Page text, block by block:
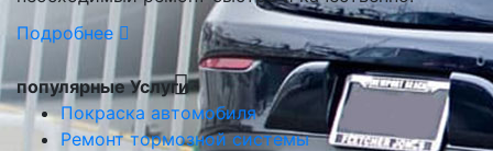
Подробнее
популярные Услуги
Покраска автомобиля
Ремонт тормозной системы